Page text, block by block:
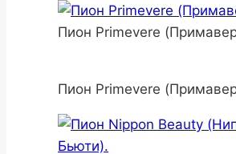
Пион Primevere
Пион Primevere